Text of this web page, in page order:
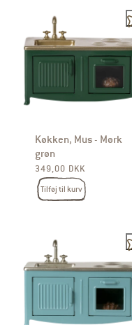
Køkken, Mus - Mørk
grøn
Normalpris
349,00 DKK
Tilføj til kurv